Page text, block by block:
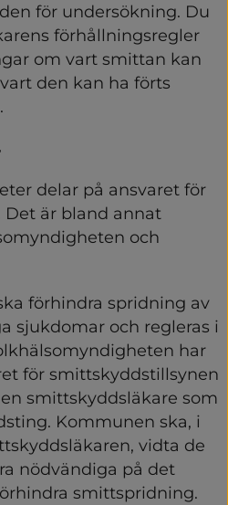
för undersökning. Du
förhållningsregler
om vart smittan kan
den kan ha förts
delar på ansvaret för
är bland annat
och
förhindra spridning av
sjukdomar och regleras i
har
för smittskyddstillsynen
smittskyddsläkare som
Kommunen ska, i
vidta de
nödvändiga på det
smittspridning.